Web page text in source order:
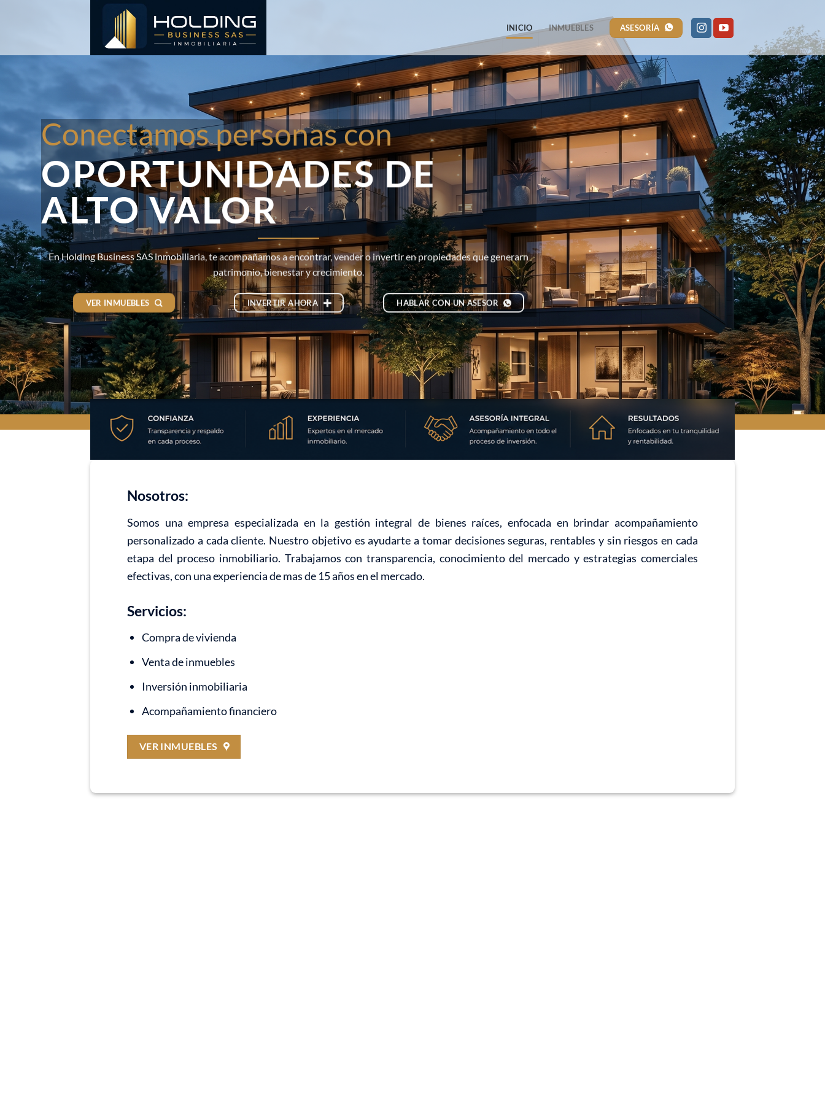
INICIO INMUEBLES ASESORÍA
Conectamos personas con
OPORTUNIDADES DE
ALTO VALOR
En Holding Business SAS inmobiliaria, te acompañamos a encontrar, vender o invertir en propiedades que generarn
patrimonio, bienestar y crecimiento.
VER INMUEBLES INVERTIR AHORA HABLAR CON UN ASESOR
Nosotros:
Somos una empresa especializada en la gestión integral de bienes raíces, enfocada en brindar acompañamiento
personalizado a cada cliente. Nuestro objetivo es ayudarte a tomar decisiones seguras, rentables y sin riesgos en cada
etapa del proceso inmobiliario. Trabajamos con transparencia, conocimiento del mercado y estrategias comerciales
efectivas, con una experiencia de mas de 15 años en el mercado.
Servicios:
Compra de vivienda
Venta de inmuebles
Inversión inmobiliaria
Acompañamiento financiero
VER INMUEBLES